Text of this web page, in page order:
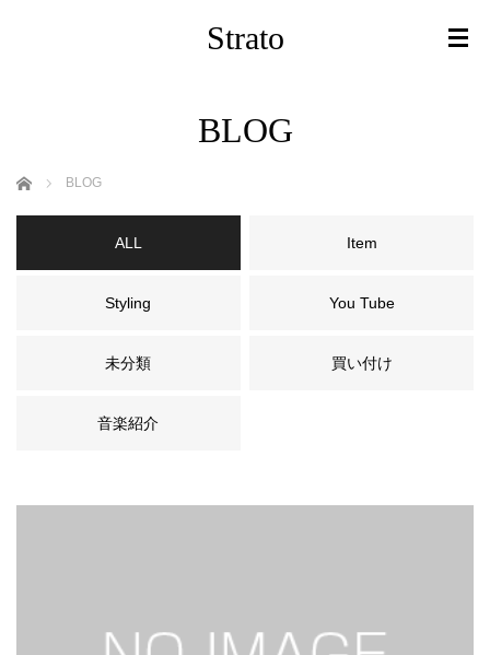
Strato
BLOG
ホーム BLOG
ALL Item
Styling You Tube
未分類 買い付け
音楽紹介